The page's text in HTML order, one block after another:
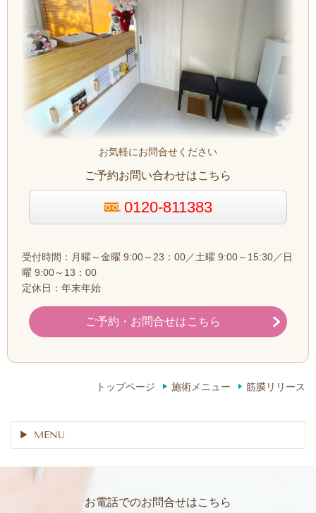
お気軽にお問合せください
ご予約お問い合わせはこちら
0120-811383
受付時間：月曜～金曜 9:00～23：00／土曜 9:00～15:30／日
曜 9:00～13：00
定休日：年末年始
ご予約・お問合せはこちら
トップページ 施術メニュー 筋膜リリース
MENU
お電話でのお問合せはこちら